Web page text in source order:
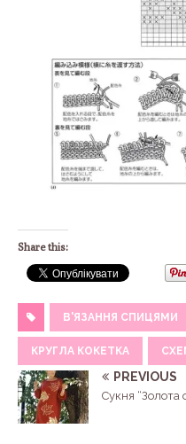
Share this:
В'ЯЗАННЯ СПИЦЯМИ
КРУГЛА КОКЕТКА
PREVIOUS
Сукня “Золота